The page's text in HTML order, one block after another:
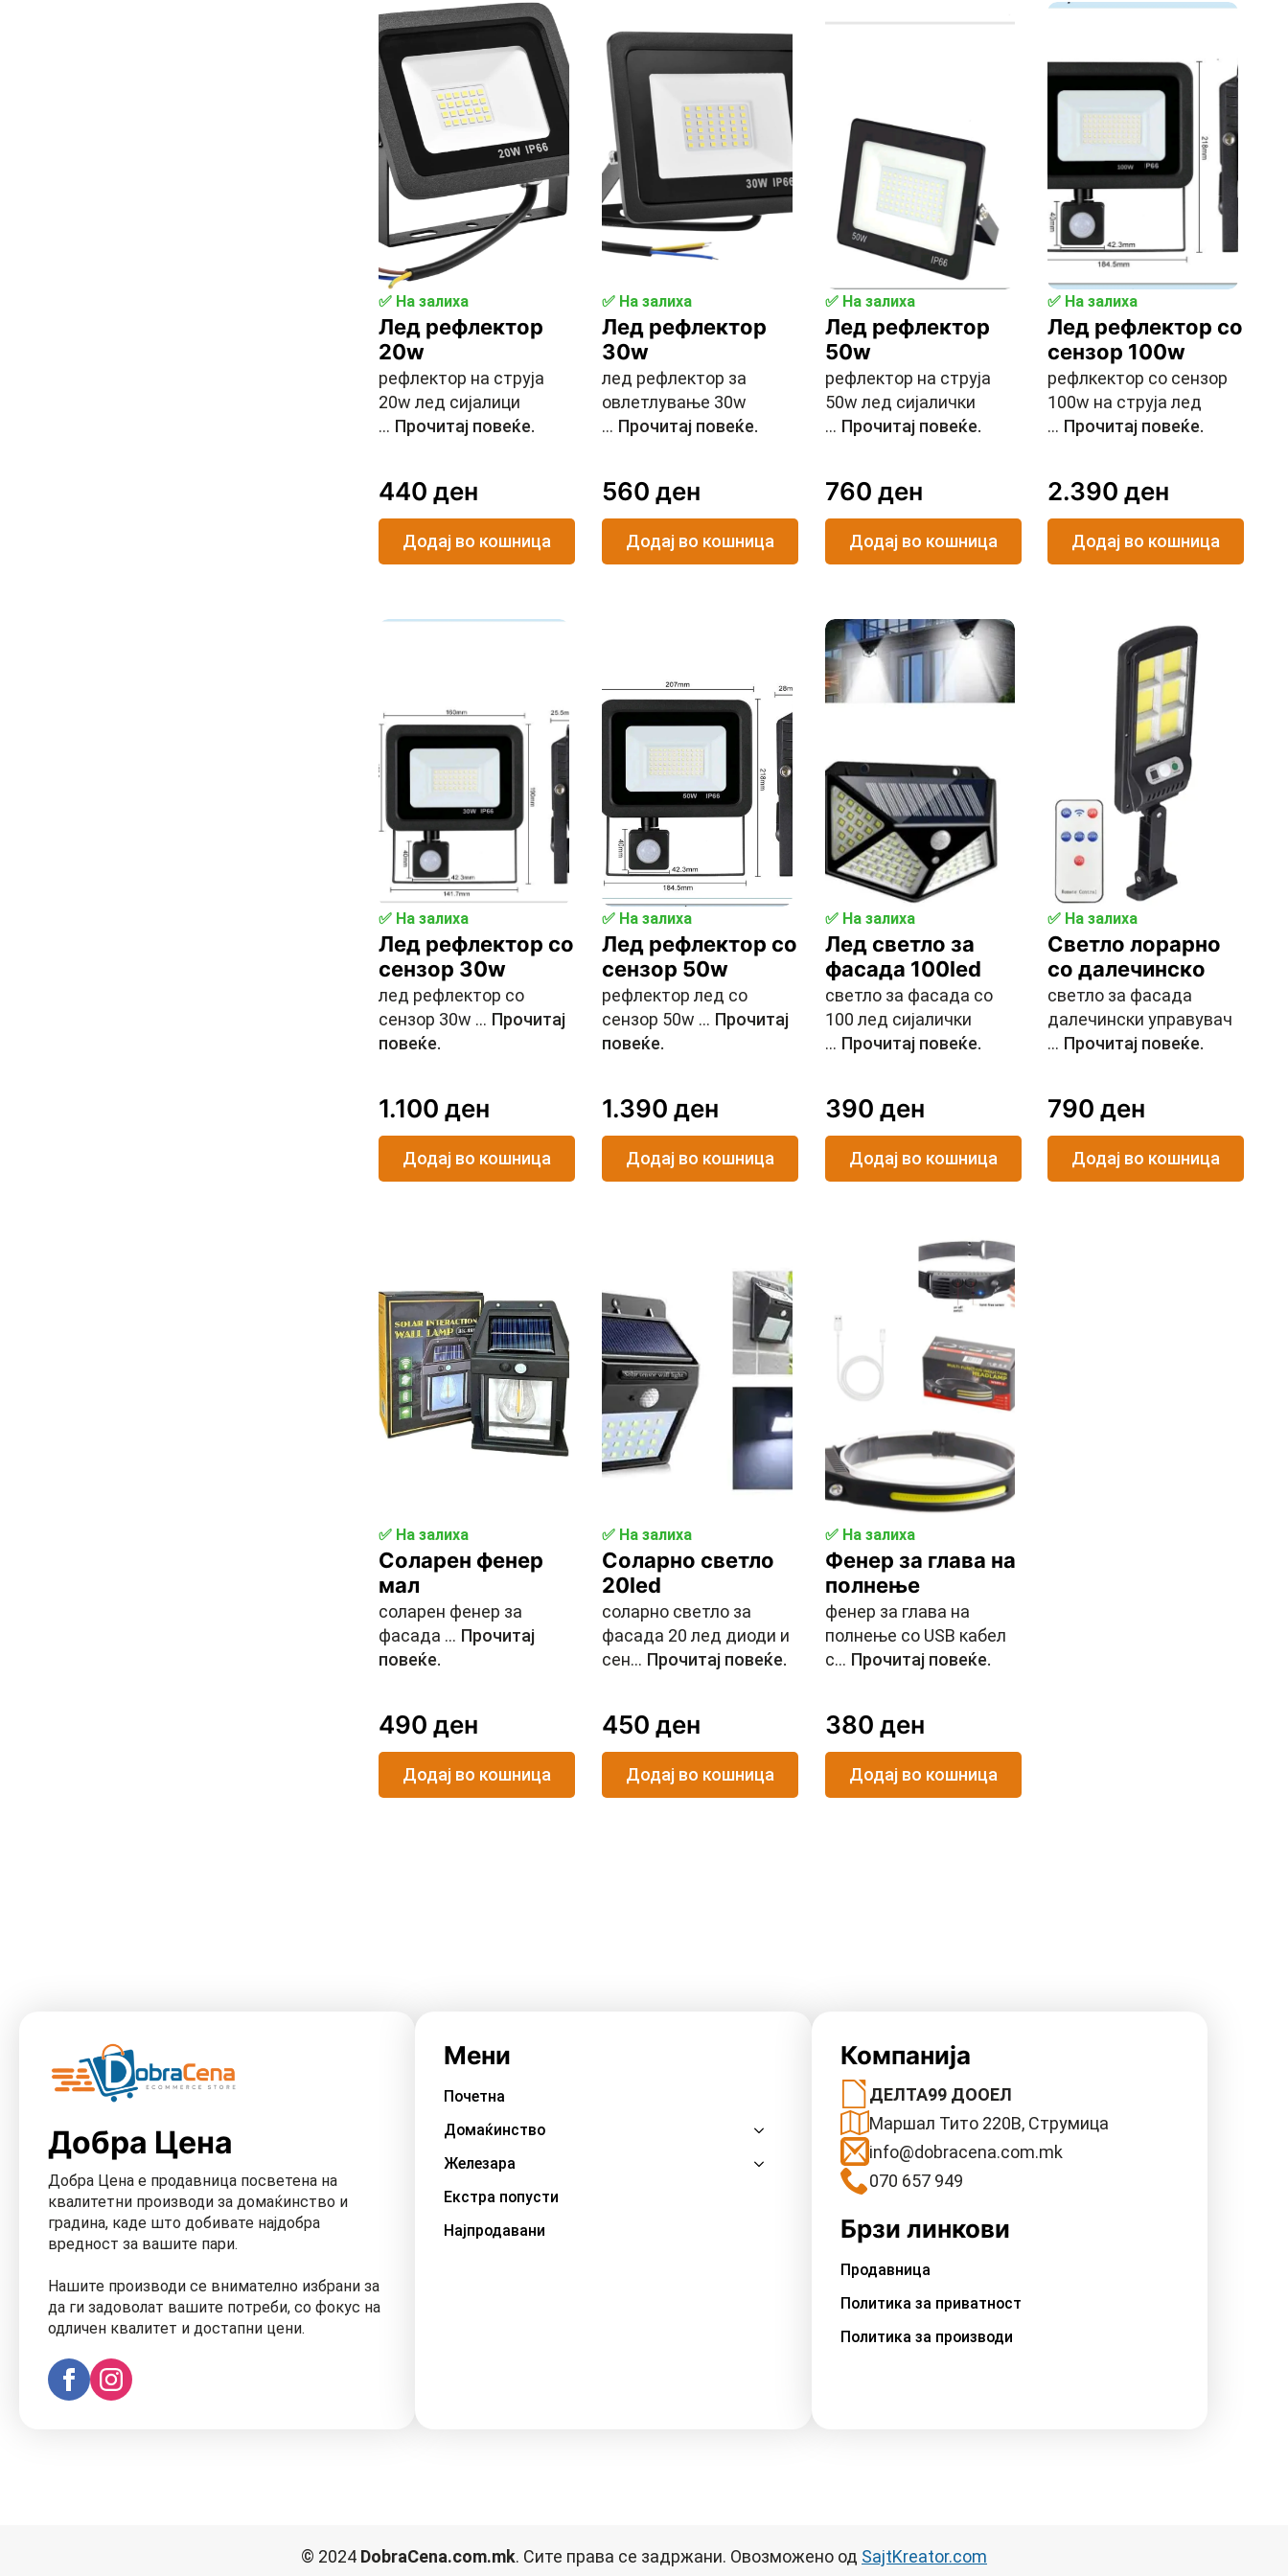
✅ На залиха
Лед рефлектор
20w
рефлектор на струја
20w лед сијалици
... Прочитај повеќе.
440ден
Додај во кошница
✅ На залиха
Лед рефлектор
30w
лед рефлектор за
овлетлување 30w
... Прочитај повеќе.
560 ден
Додај во кошница
✅ На залиха
Лед рефлектор
50w
рефлектор на струја
50w лед сијалички
... Прочитај повеќе.
760 ден
Додај во кошница
✅ На залиха
Лед рефлектор со
сензор 100w
рефлкектор со сензор
100w на струја лед
... Прочитај повеќе.
2.390ден
Додај во кошница
✅ На залиха
Лед рефлектор со
сензор 30w
лед рефлектор со
сензор 30w ... Прочитај
повеќе.
1.100ден
Додај во кошница
✅ На залиха
Лед рефлектор со
сензор 50w
рефлектор лед со
сензор 50w ... Прочитај
повеќе.
1.390 ден
Додај во кошница
✅ На залиха
Лед светло за
фасада 100led
светло за фасада со
100 лед сијалички
... Прочитај повеќе.
390 ден
Додај во кошница
✅ На залиха
Светло лорарно
со далечинско
светло за фасада
далечински управувач
... Прочитај повеќе.
790ден
Додај во кошница
✅ На залиха
Соларен фенер
мал
соларен фенер за
фасада ... Прочитај
повеќе.
490ден
Додај во кошница
✅ На залиха
Соларно светло
20led
соларно светло за
фасада 20 лед диоди и
сен... Прочитај повеќе.
450 ден
Додај во кошница
✅ На залиха
Фенер за глава на
полнење
фенер за глава на
полнење со USB кабел
с... Прочитај повеќе.
380 ден
Додај во кошница
Добра Цена
Добра Цена е продавница посветена на
квалитетни производи за домаќинство и
градина, каде што добивате најдобра
вредност за вашите пари.
Нашите производи се внимателно избрани за
да ги задоволат вашите потреби, со фокус на
одличен квалитет и достапни цени.
Мени
Почетна
Домаќинство
Железара
Екстра попусти
Најпродавани
Компанија
ДЕЛТА99 ДООЕЛ
Маршал Тито 220В, Струмица
info@dobracena.com.mk
070 657 949
Брзи линкови
Продавница
Политика за приватност
Политика за производи
© 2024 DobraCena.com.mk. Сите права се задржани. Овозможено од SajtKreator.com